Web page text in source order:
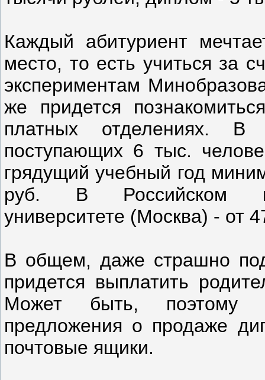
Каждый абитуриент
место, то есть учиться за
экспериментам
же придется
платных отделениях.
поступающих 6 тыс.
грядущий учебный год
руб. В Российском
университете (Москва) - от
В общем, даже страшно
придется выплатить
Может быть, поэтому
предложения о продаже
почтовые ящики.